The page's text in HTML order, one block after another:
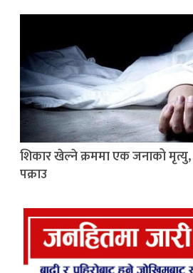
शिकार खेल्ने क्रममा एक जनाको
पक्राउ